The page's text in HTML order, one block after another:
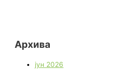
Архива
јун 2026